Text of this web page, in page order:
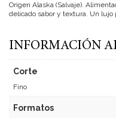
Origen Alaska (Salvaje).
delicado sabor y textura. Un lujo
INFORMACIÓN
Corte
Fino
Formatos